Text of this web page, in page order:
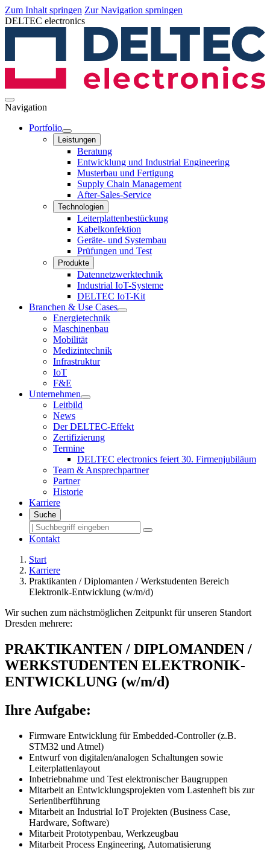
Zum Inhalt springen Zur Navigation sprningen
DELTEC electronics
Navigation
Portfolio
Leistungen
Beratung
Entwicklung und Industrial Engineering
Musterbau und Fertigung
Supply Chain Management
After-Sales-Service
Technologien
Leiterplatten­bestückung
Kabelkonfektion
Geräte- und Systembau
Prüfungen und Test
Produkte
Datennetzwerktechnik
Industrial IoT-Systeme
DELTEC IoT-Kit
Branchen & Use Cases
Energietechnik
Maschinenbau
Mobilität
Medizintechnik
Infrastruktur
IoT
F&E
Unternehmen
Leitbild
News
Der DELTEC-Effekt
Zertifizierung
Termine
DELTEC electronics feiert 30. Firmenjubiläum
Team & Ansprechpartner
Partner
Historie
Karriere
Suche
Kontakt
Start
Karriere
Praktikanten / Diplomanten / Werkstudenten Bereich
Elektronik-Entwicklung (w/m/d)
Wir suchen zum nächstmöglichen Zeitpunkt für unseren Standort
Dresden mehrere:
PRAKTIKANTEN / DIPLOMANDEN /
WERKSTUDENTEN ELEKTRONIK-
ENTWICKLUNG (w/m/d)
Ihre Aufgabe:
Firmware Entwicklung für Embedded-Controller (z.B.
STM32 und Atmel)
Entwurf von digitalen/analogen Schaltungen sowie
Leiterplattenlayout
Inbetriebnahme und Test elektronischer Baugruppen
Mitarbeit an Entwicklungsprojekten vom Lastenheft bis zur
Serienüberführung
Mitarbeit an Industrial IoT Projekten (Business Case,
Hardware, Software)
Mitarbeit Prototypenbau, Werkzeugbau
Mitarbeit Process Engineering, Automatisierung